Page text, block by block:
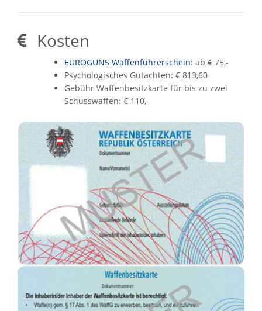
Kosten
EUROGUNS Waffenführerschein: ab € 75,-
Psychologisches Gutachten: € 813,60
Gebühr Waffenbesitzkarte für bis zu zwei
Schusswaffen: € 110,-